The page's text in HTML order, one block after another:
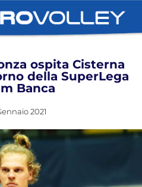
ospita Cisterna
della SuperLega
Banca
2021